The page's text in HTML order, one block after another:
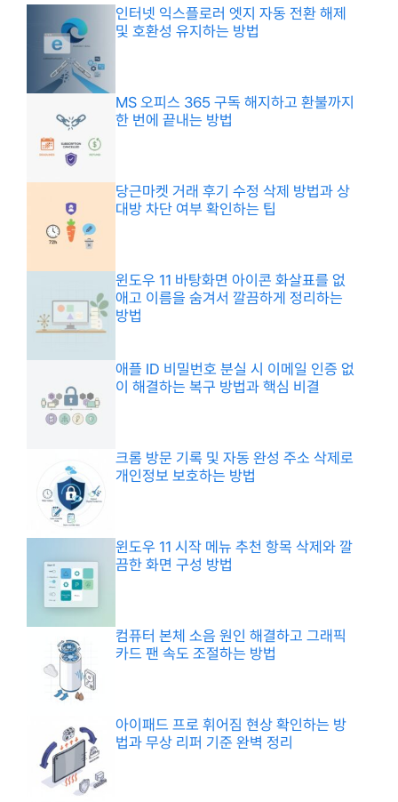
인터넷 익스플로러 엣지 자동 전환 해제
및 호환성 유지하는 방법
MS 오피스 365 구독 해지하고 환불까지
한 번에 끝내는 방법
당근마켓 거래 후기 수정 삭제 방법과 상
대방 차단 여부 확인하는 팁
윈도우 11 바탕화면 아이콘 화살표를 없
애고 이름을 숨겨서 깔끔하게 정리하는
방법
애플 ID 비밀번호 분실 시 이메일 인증 없
이 해결하는 복구 방법과 핵심 비결
크롬 방문 기록 및 자동 완성 주소 삭제로
개인정보 보호하는 방법
윈도우 11 시작 메뉴 추천 항목 삭제와 깔
끔한 화면 구성 방법
컴퓨터 본체 소음 원인 해결하고 그래픽
카드 팬 속도 조절하는 방법
아이패드 프로 휘어짐 현상 확인하는 방
법과 무상 리퍼 기준 완벽 정리